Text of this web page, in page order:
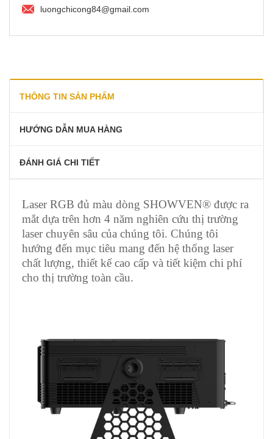
luongchicong84@gmail.com
THÔNG TIN SẢN PHẨM
HƯỚNG DẪN MUA HÀNG
ĐÁNH GIÁ CHI TIẾT
Laser RGB đủ màu dòng SHOWVEN® được ra
mắt dựa trên hơn 4 năm nghiên cứu thị trường
laser chuyên sâu của chúng tôi. Chúng tôi
hướng đến mục tiêu mang đến hệ thống laser
chất lượng, thiết kế cao cấp và tiết kiệm chi phí
cho thị trường toàn cầu.